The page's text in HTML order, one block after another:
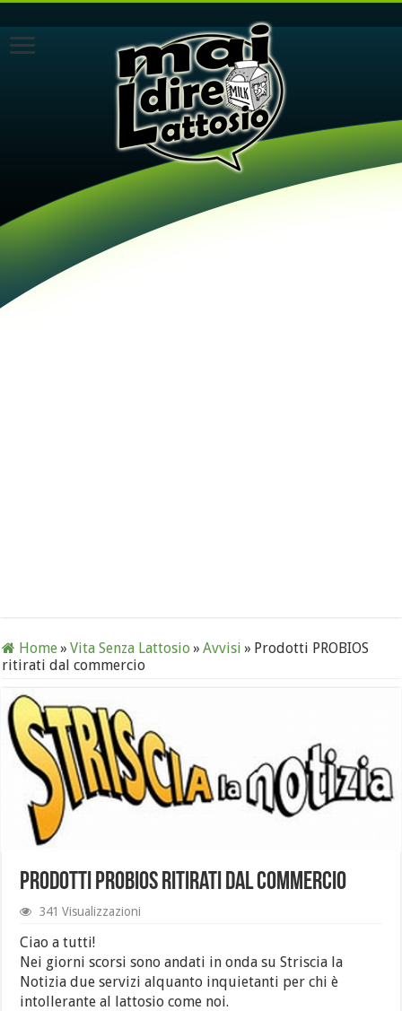
Home» Vita Senza Lattosio » Avvisi » Prodotti PROBIOS
ritirati dal commercio
Prodotti PROBIOS ritirati dal commercio
341 Visualizzazioni
Ciao a tutti!
Nei giorni scorsi sono andati in onda su Striscia la
Notizia due servizi alquanto inquietanti per chi è
intollerante al lattosio come noi.